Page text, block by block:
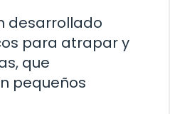
desarrollado
para atrapar y
que
pequeños